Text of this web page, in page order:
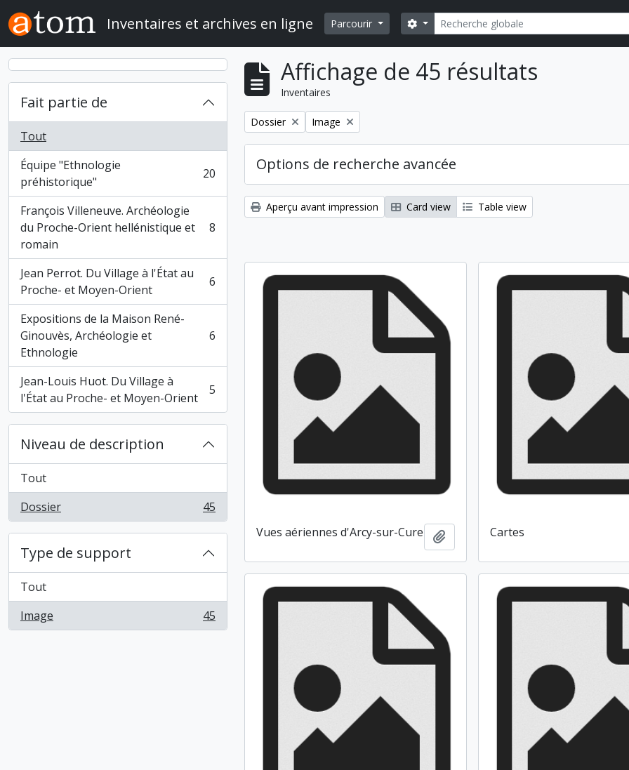
Skip to main content
Inventaires et archives en ligne Parcourir Rechercher
Search options
Fait partie de
Tout
Équipe "Ethnologie
préhistorique"
, 20 résultats 20
François Villeneuve. Archéologie
du Proche-Orient hellénistique et
romain
, 8 résultats 8
Jean Perrot. Du Village à l'État au
Proche- et Moyen-Orient
, 6 résultats 6
Expositions de la Maison René-
Ginouvès, Archéologie et
Ethnologie
, 6 résultats 6
Jean-Louis Huot. Du Village à
l'État au Proche- et Moyen-Orient
, 5 résultats 5
Niveau de description
Tout
Dossier
, 45 résultats 45
Type de support
Tout
Image
, 45 résultats 45
Affichage de 45 résultats
Inventaires
Remove filter:
Dossier Remove filter:
Image
Options de recherche avancée
Aperçu avant impression Card view Table view
Vues aériennes d'Arcy-sur-Cure Ajouter au presse-papier
Cartes